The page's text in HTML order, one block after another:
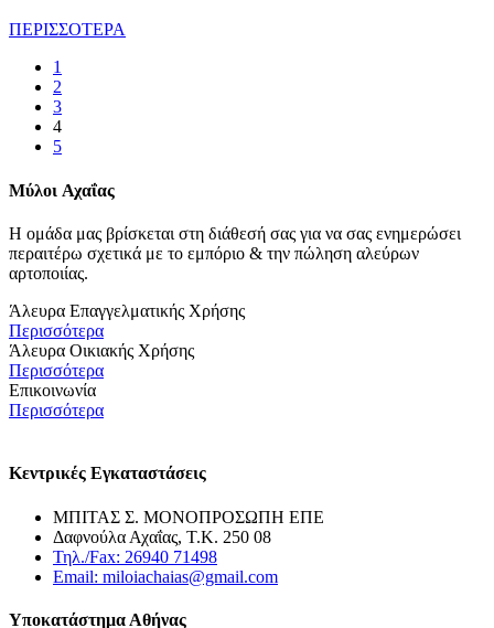
ΠΕΡΙΣΣΟΤΕΡΑ
1
2
3
4
5
Μύλοι Αχαΐας
Η ομάδα μας βρίσκεται στη διάθεσή σας για να σας ενημερώσει
περαιτέρω σχετικά με το εμπόριο & την πώληση αλεύρων
αρτοποιίας.
Άλευρα Επαγγελματικής Χρήσης
Περισσότερα
Άλευρα Οικιακής Χρήσης
Περισσότερα
Επικοινωνία
Περισσότερα
Κεντρικές Εγκαταστάσεις
ΜΠΙΤΑΣ Σ. ΜΟΝΟΠΡΟΣΩΠΗ ΕΠΕ
Δαφνούλα Αχαΐας, Τ.Κ. 250 08
Τηλ./Fax: 26940 71498
Email: miloiachaias@gmail.com
Υποκατάστημα Αθήνας